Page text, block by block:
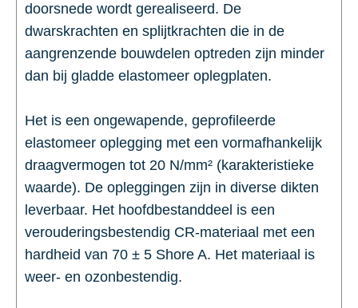
doorsnede wordt gerealiseerd. De
dwarskrachten en splijtkrachten die in de
aangrenzende bouwdelen optreden zijn minder
dan bij gladde elastomeer oplegplaten.
Het is een ongewapende, geprofileerde
elastomeer oplegging met een vormafhankelijk
draagvermogen tot 20 N/mm² (karakteristieke
waarde). De opleggingen zijn in diverse dikten
leverbaar. Het hoofdbestanddeel is een
verouderingsbestendig CR-materiaal met een
hardheid van 70 ± 5 Shore A. Het materiaal is
weer- en ozonbestendig.